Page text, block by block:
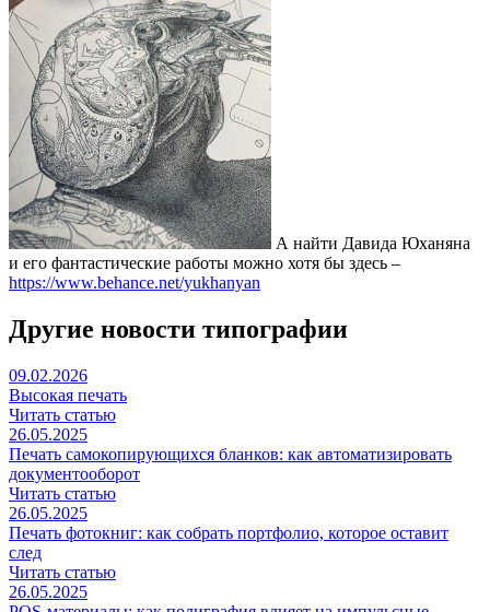
А найти Давида Юханяна
и его фантастические работы можно хотя бы здесь –
https://www.behance.net/yukhanyan
Другие новости типографии
09.02.2026
Высокая печать
Читать статью
26.05.2025
Печать самокопирующихся бланков: как автоматизировать
документооборот
Читать статью
26.05.2025
Печать фотокниг: как собрать портфолио, которое оставит
след
Читать статью
26.05.2025